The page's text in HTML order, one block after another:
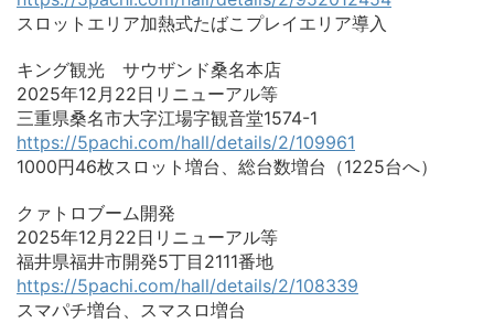
スロットエリア加熱式たばこプレイエリア導入
キング観光 サウザンド桑名本店
2025年12月22日リニューアル等
三重県桑名市大字江場字観音堂1574-1
https://5pachi.com/hall/details/2/109961
1000円46枚スロット増台、総台数増台（1225台へ）
クァトロブーム開発
2025年12月22日リニューアル等
福井県福井市開発5丁目2111番地
https://5pachi.com/hall/details/2/108339
スマパチ増台、スマスロ増台